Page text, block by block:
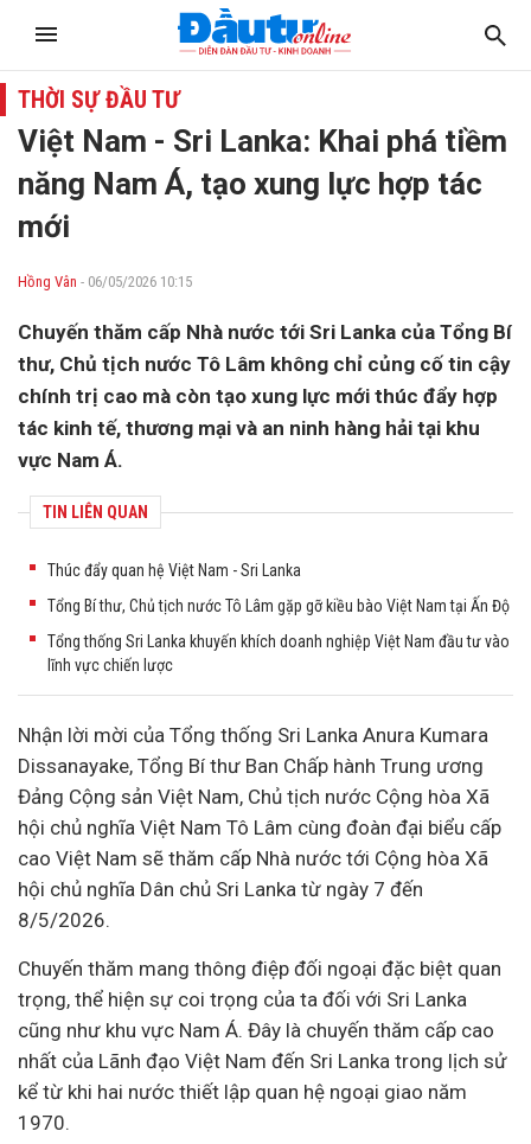
THỜI SỰ ĐẦU TƯ
Việt Nam - Sri Lanka: Khai phá tiềm
năng Nam Á, tạo xung lực hợp tác
mới
Hồng Vân - 06/05/2026 10:15
Chuyến thăm cấp Nhà nước tới Sri Lanka của Tổng Bí
thư, Chủ tịch nước Tô Lâm không chỉ củng cố tin cậy
chính trị cao mà còn tạo xung lực mới thúc đẩy hợp
tác kinh tế, thương mại và an ninh hàng hải tại khu
vực Nam Á.
TIN LIÊN QUAN
Thúc đẩy quan hệ Việt Nam - Sri Lanka
Tổng Bí thư, Chủ tịch nước Tô Lâm gặp gỡ kiều bào Việt Nam tại Ấn Độ
Tổng thống Sri Lanka khuyến khích doanh nghiệp Việt Nam đầu tư vào
lĩnh vực chiến lược
Nhận lời mời của Tổng thống Sri Lanka Anura Kumara
Dissanayake, Tổng Bí thư Ban Chấp hành Trung ương
Đảng Cộng sản Việt Nam, Chủ tịch nước Cộng hòa Xã
hội chủ nghĩa Việt Nam Tô Lâm cùng đoàn đại biểu cấp
cao Việt Nam sẽ thăm cấp Nhà nước tới Cộng hòa Xã
hội chủ nghĩa Dân chủ Sri Lanka từ ngày 7 đến
8/5/2026.
Chuyến thăm mang thông điệp đối ngoại đặc biệt quan
trọng, thể hiện sự coi trọng của ta đối với Sri Lanka
cũng như khu vực Nam Á. Đây là chuyến thăm cấp cao
nhất của Lãnh đạo Việt Nam đến Sri Lanka trong lịch sử
kể từ khi hai nước thiết lập quan hệ ngoại giao năm
1970.